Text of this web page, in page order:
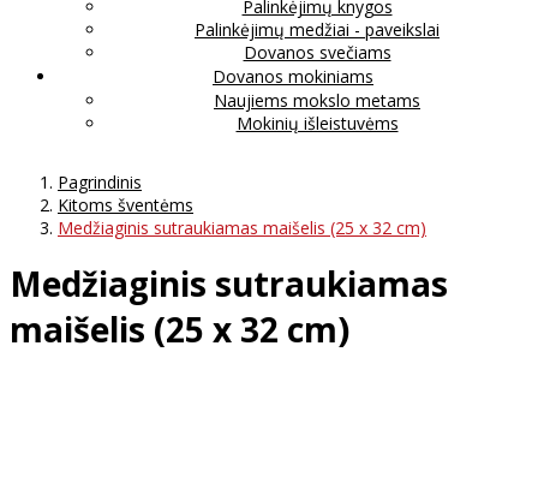
Palinkėjimų knygos
Palinkėjimų medžiai - paveikslai
Dovanos svečiams
Dovanos mokiniams
Naujiems mokslo metams
Mokinių išleistuvėms
Pagrindinis
Kitoms šventėms
Medžiaginis sutraukiamas maišelis (25 x 32 cm)
Medžiaginis sutraukiamas
maišelis (25 x 32 cm)